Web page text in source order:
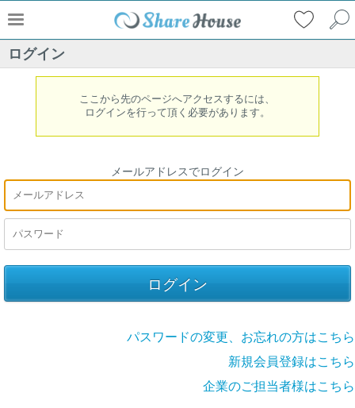
ログイン
ここから先のページへアクセスするには、
ログインを行って頂く必要があります。
メールアドレスでログイン
パスワードの変更、お忘れの方はこちら
新規会員登録はこちら
企業のご担当者様はこちら